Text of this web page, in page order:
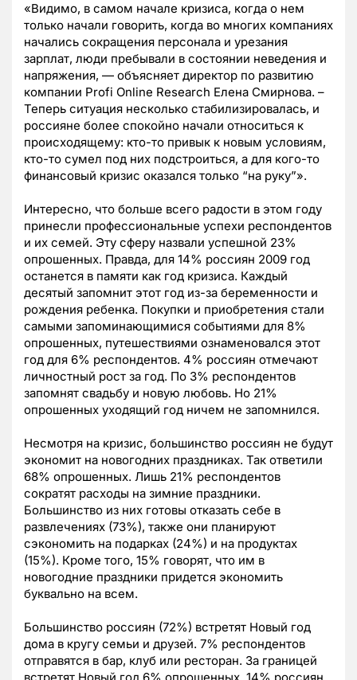
«Видимо, в самом начале кризиса, когда о нем
только начали говорить, когда во многих компаниях
начались сокращения персонала и урезания
зарплат, люди пребывали в состоянии неведения и
напряжения, — объясняет директор по развитию
компании Profi Online Research Елена Смирнова. –
Теперь ситуация несколько стабилизировалась, и
россияне более спокойно начали относиться к
происходящему: кто-то привык к новым условиям,
кто-то сумел под них подстроиться, а для кого-то
финансовый кризис оказался только “на руку”».
Интересно, что больше всего радости в этом году
принесли профессиональные успехи респондентов
и их семей. Эту сферу назвали успешной 23%
опрошенных. Правда, для 14% россиян 2009 год
останется в памяти как год кризиса. Каждый
десятый запомнит этот год из-за беременности и
рождения ребенка. Покупки и приобретения стали
самыми запоминающимися событиями для 8%
опрошенных, путешествиями ознаменовался этот
год для 6% респондентов. 4% россиян отмечают
личностный рост за год. По 3% респондентов
запомнят свадьбу и новую любовь. Но 21%
опрошенных уходящий год ничем не запомнился.
Несмотря на кризис, большинство россиян не будут
экономит на новогодних праздниках. Так ответили
68% опрошенных. Лишь 21% респондентов
сократят расходы на зимние праздники.
Большинство из них готовы отказать себе в
развлечениях (73%), также они планируют
сэкономить на подарках (24%) и на продуктах
(15%). Кроме того, 15% говорят, что им в
новогодние праздники придется экономить
буквально на всем.
Большинство россиян (72%) встретят Новый год
дома в кругу семьи и друзей. 7% респондентов
отправятся в бар, клуб или ресторан. За границей